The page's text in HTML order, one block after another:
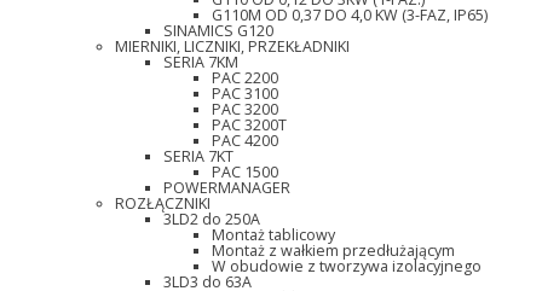
G110M OD 0,37 DO 4,0 KW (3-FAZ, IP65)
SINAMICS G120
MIERNIKI, LICZNIKI, PRZEKŁADNIKI
SERIA 7KM
PAC 2200
PAC 3100
PAC 3200
PAC 3200T
PAC 4200
SERIA 7KT
PAC 1500
POWERMANAGER
ROZŁĄCZNIKI
3LD2 do 250A
Montaż tablicowy
Montaż z wałkiem przedłużającym
W obudowie z tworzywa izolacyjnego
3LD3 do 63A